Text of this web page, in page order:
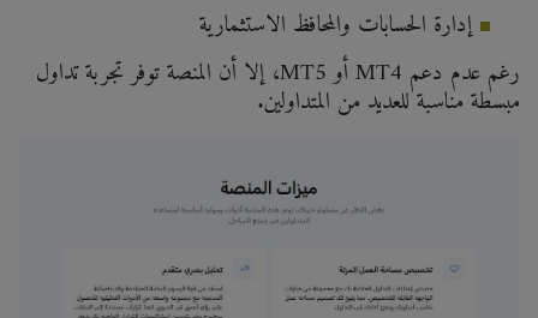
إدارة الحسابات والمحافظ الاستثمارية
رغم عدم دعم MT4 أو MT5، إلا أن المنصة توفر تجربة تداول
مبسطة مناسبة للعديد من المتداولين.